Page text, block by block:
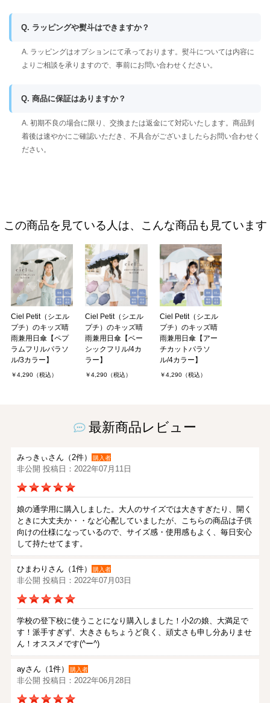
Q. ラッピングや熨斗はできますか？
A. ラッピングはオプションにて承っております。熨斗については内容に
よりご相談を承りますので、事前にお問い合わせください。
Q. 商品に保証はありますか？
A. 初期不良の場合に限り、交換または返金にて対応いたします。商品到
着後は速やかにご確認いただき、不具合がございましたらお問い合わせく
ださい。
この商品を見ている人は、こんな商品も見ています
Ciel Petit（シエル
プチ）のキッズ晴
雨兼用日傘【ペプ
ラムフリルパラソ
ル/3カラー】
￥4,290（税込）
Ciel Petit（シエル
プチ）のキッズ晴
雨兼用日傘【ベー
シックフリル/4カ
ラー】
￥4,290（税込）
Ciel Petit（シエル
プチ）のキッズ晴
雨兼用日傘【アー
チカットパラソ
ル/4カラー】
￥4,290（税込）
最新商品レビュー
みっきぃさん（2件） 購入者
非公開 投稿日：2022年07月11日
娘の通学用に購入しました。大人のサイズでは大きすぎたり、開く
ときに大丈夫か・・など心配していましたが、こちらの商品は子供
向けの仕様になっているので、サイズ感・使用感もよく、毎日安心
して持たせてます。
ひまわりさん（1件） 購入者
非公開 投稿日：2022年07月03日
学校の登下校に使うことになり購入しました！小2の娘、大満足で
す！派手すぎず、大きさもちょうど良く、頑丈さも申し分ありませ
ん！オススメです(^ー^)
ayさん（1件） 購入者
非公開 投稿日：2022年06月28日